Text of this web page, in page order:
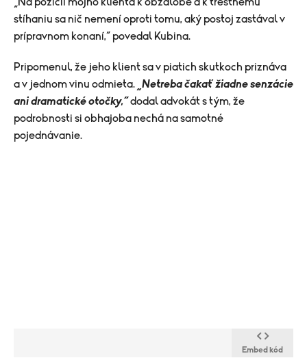
stíhaniu sa nič nemení oproti tomu, aký postoj zastával v
prípravnom konaní,“ povedal Kubina.
Pripomenul, že jeho klient sa v piatich skutkoch priznáva
a v jednom vinu odmieta. „Netreba čakať žiadne senzácie
ani dramatické otočky,“dodal advokát s tým, že
podrobnosti si obhajoba nechá na samotné
pojednávanie.
Embed kód